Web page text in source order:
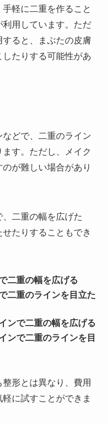
軽に二重を作ること
用しています。ただ
ると、まぶたの皮膚
たりする可能性があ
どで、二重のライン
す。ただし、メイク
が難しい場合があり
二重の幅を広げた
たりすることもでき
二重の幅を広げる
二重のラインを目立た
ンで二重の幅を広げる
ンで二重のラインを目
形とは異なり、費用
に試すことができま